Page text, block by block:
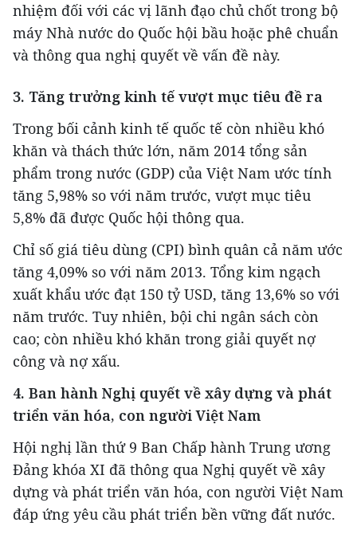
nhiệm đối với các vị lãnh đạo chủ chốt trong bộ
máy Nhà nước do Quốc hội bầu hoặc phê chuẩn
và thông qua nghị quyết về vấn đề này.
3. Tăng trưởng kinh tế vượt mục tiêu đề ra
Trong bối cảnh kinh tế quốc tế còn nhiều khó
khăn và thách thức lớn, năm 2014 tổng sản
phẩm trong nước (GDP) của Việt Nam ước tính
tăng 5,98% so với năm trước, vượt mục tiêu
5,8% đã được Quốc hội thông qua.
Chỉ số giá tiêu dùng (CPI) bình quân cả năm ước
tăng 4,09% so với năm 2013. Tổng kim ngạch
xuất khẩu ước đạt 150 tỷ USD, tăng 13,6% so với
năm trước. Tuy nhiên, bội chi ngân sách còn
cao; còn nhiều khó khăn trong giải quyết nợ
công và nợ xấu.
4. Ban hành Nghị quyết về xây dựng và phát
triển văn hóa, con người Việt Nam
Hội nghị lần thứ 9 Ban Chấp hành Trung ương
Đảng khóa XI đã thông qua Nghị quyết về xây
dựng và phát triển văn hóa, con người Việt Nam
đáp ứng yêu cầu phát triển bền vững đất nước.